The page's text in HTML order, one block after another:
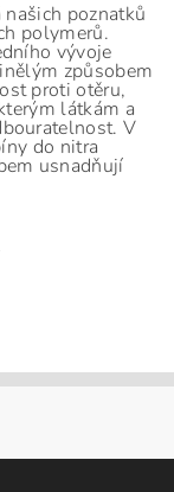
poznatků
polymerů.
vývoje
způsobem
proti otěru,
látkám a
V
do nitra
usnadňují